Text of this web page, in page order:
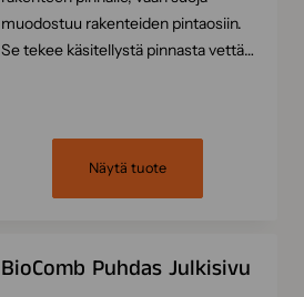
muodostuu rakenteiden pintaosiin.
Se tekee käsitellystä pinnasta vettä…
Näytä tuote
BioComb Puhdas Julkisivu